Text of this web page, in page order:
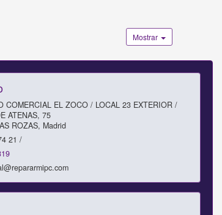
Mostrar
COMERCIAL EL ZOCO / LOCAL 23 EXTERIOR /
ATENAS, 75
ROZAS, Madrid
21 /